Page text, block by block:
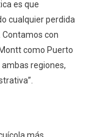
es que
cualquier perdida
con
como Puerto
regiones,